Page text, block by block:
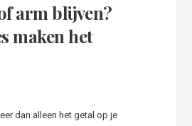
arm blijven?
maken het
dan alleen het getal op je